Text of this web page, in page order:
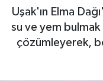
Uşak'ın Elma
su ve yem
çözümleyerek,